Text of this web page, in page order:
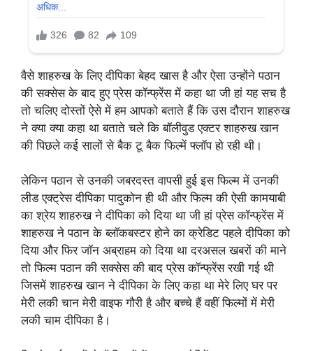
वैसे शाहरुख के लिए दीपिका बेहद खास है और ऐसा उन्होंने पठान
की सक्सेस के बाद हुए प्रेस कॉन्फ्रेंस में कहा था जी हां यह सच है
तो चलिए दोस्तों ऐसे में हम आपको बताते हैं कि उस दौरान शाहरुख
ने क्या क्या कहा था बताते चले कि बॉलीवुड एक्टर शाहरुख खान
की पिछले कई सालों से बैक टू बैक फिल्में फ्लॉप हो रही थी।
लेकिन पठान से उनकी जबरदस्त वापसी हुई इस फिल्म में उनकी
लीड एक्ट्रेस दीपिका पादुकोन ही थी और फिल्म की ऐसी कामयाबी
का श्रेय शाहरुख ने दीपिका को दिया था जी हां प्रेस कॉन्फ्रेंस में
शाहरुख ने पठान के ब्लॉकबस्टर होने का क्रेडिट पहले दीपिका को
दिया और फिर जॉन अब्राहम को दिया था दरअसल खबरों की माने
तो फिल्म पठान की सक्सेस की बाद प्रेस कॉन्फ्रेंस रखी गई थी
जिसमें शाहरुख खान ने दीपिका के लिए कहा था मेरे लिए घर पर
मेरी लकी चान मेरी वाइफ गौरी है और बच्चे हैं वहीं फिल्मों में मेरी
लकी चाम दीपिका है।